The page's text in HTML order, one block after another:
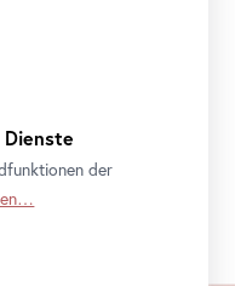
auch hierfür.
Weitere
Rechten und
und der
in unserer
der